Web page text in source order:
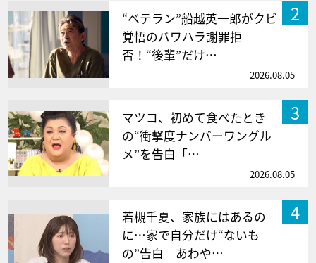
2
“ベテラン”船越英一郎がクビ
覚悟のパワハラ謝罪拒
否！“後輩”だけ…
2026.08.05
3
マツコ、初めて食べたとき
の“衝撃度ナンバーワングル
メ”を告白「…
2026.08.05
4
若槻千夏、家族にはあるの
に…家で自分だけ“ないも
の”告白 あわや…